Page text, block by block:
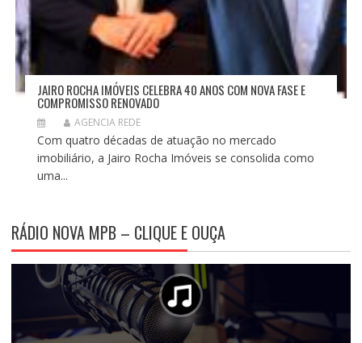
JAIRO ROCHA IMÓVEIS CELEBRA 40 ANOS COM NOVA FASE E
COMPROMISSO RENOVADO
AGENCIA REDE
Com quatro décadas de atuação no mercado
imobiliário, a Jairo Rocha Imóveis se consolida como
uma...
RÁDIO NOVA MPB – CLIQUE E OUÇA